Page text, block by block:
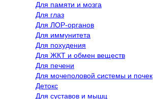
Для памяти и мозга
Для глаз
Для ЛОР-органов
Для иммунитета
Для похудения
Для ЖКТ и обмен веществ
Для печени
Для мочеполовой системы и почек
Детокс
Для суставов и мышц